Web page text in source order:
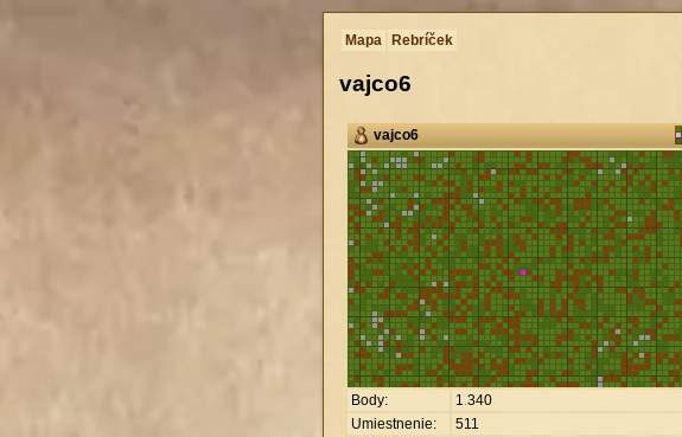
Mapa Rebríček
vajco6
vajco6
Body: 1.340
Umiestnenie:
511